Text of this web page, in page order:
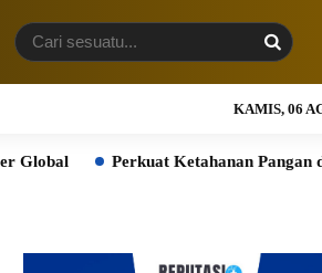
KAMIS, 06
Perkuat Ketahanan Pangan dan Energi